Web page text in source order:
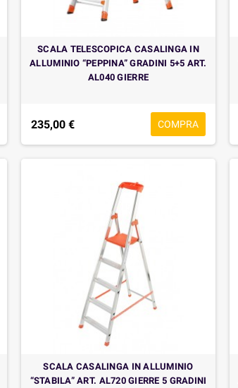
SCALA TELESCOPICA CASALINGA IN
ALLUMINIO “PEPPINA” GRADINI 5+5 ART.
AL040 GIERRE
235,00 € COMPRA
SCALA CASALINGA IN ALLUMINIO
“STABILA” ART. AL720 GIERRE 5 GRADINI